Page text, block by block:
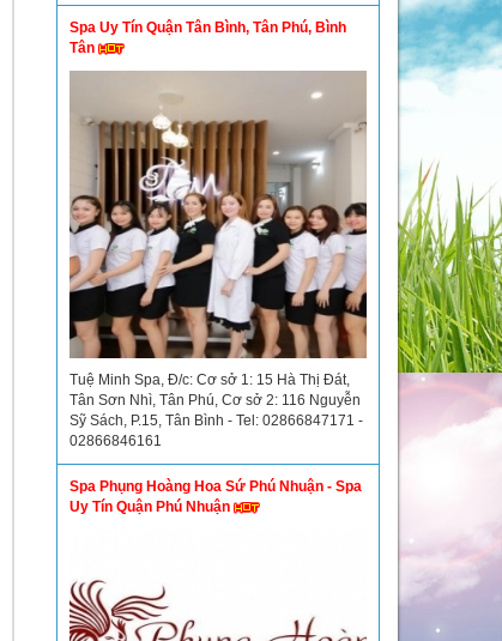
Spa Uy Tín Quận Tân Bình, Tân Phú, Bình
Tân
Tuệ Minh Spa, Đ/c: Cơ sở 1: 15 Hà Thị Đát,
Tân Sơn Nhì, Tân Phú, Cơ sở 2: 116 Nguyễn
Sỹ Sách, P.15, Tân Bình - Tel: 02866847171 -
02866846161
Spa Phụng Hoàng Hoa Sứ Phú Nhuận - Spa
Uy Tín Quận Phú Nhuận